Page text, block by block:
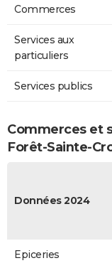
Commerces
Services aux
particuliers
Services publics
Commerces et
Forêt-Sainte-
Données 2024
Epiceries